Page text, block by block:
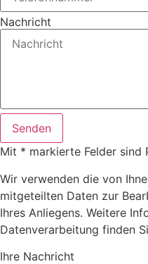
Nachricht
Senden
Mit * markierte Felder sind
Wir verwenden die von
mitgeteilten Daten zur
Ihres Anliegens. Weitere
Datenverarbeitung finden
Ihre Nachricht